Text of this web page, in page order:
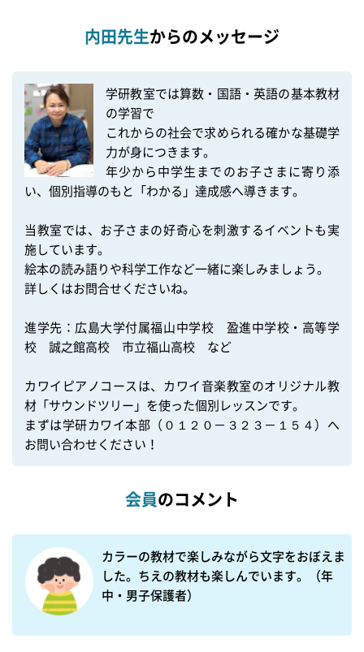
内田先生からのメッセージ
学研教室では算数・国語・英語の基本教材
の学習で
これからの社会で求められる確かな基礎学
力が身につきます。
年少から中学生までのお子さまに寄り添
い、個別指導のもと「わかる」達成感へ導きます。
当教室では、お子さまの好奇心を刺激するイベントも実
施しています。
絵本の読み語りや科学工作など一緒に楽しみましょう。
詳しくはお問合せくださいね。
進学先：広島大学付属福山中学校　盈進中学校・高等学
校　誠之館高校　市立福山高校　など
カワイピアノコースは、カワイ音楽教室のオリジナル教
材「サウンドツリー」を使った個別レッスンです。
まずは学研カワイ本部（０１２０－３２３－１５４）へ
お問い合わせください！
会員のコメント
カラーの教材で楽しみながら文字をおぼえま
した。ちえの教材も楽しんでいます。（年